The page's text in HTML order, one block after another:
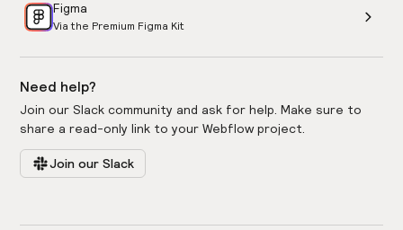
Figma
Via the Premium Figma Kit
Need help?
Join our Slack community and ask for help. Make sure to
share a read-only link to your Webflow project.
Join our Slack